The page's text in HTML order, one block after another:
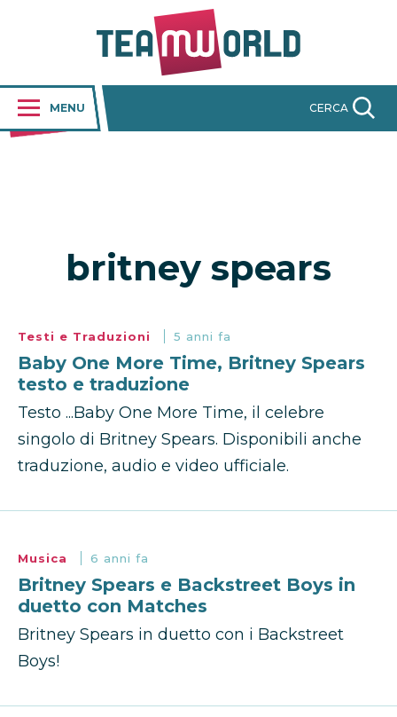
MENU CERCA
britney spears
Testi e Traduzioni 5 anni fa
Baby One More Time, Britney Spears
testo e traduzione
Testo ...Baby One More Time, il celebre
singolo di Britney Spears. Disponibili anche
traduzione, audio e video ufficiale.
Musica 6 anni fa
Britney Spears e Backstreet Boys in
duetto con Matches
Britney Spears in duetto con i Backstreet
Boys!